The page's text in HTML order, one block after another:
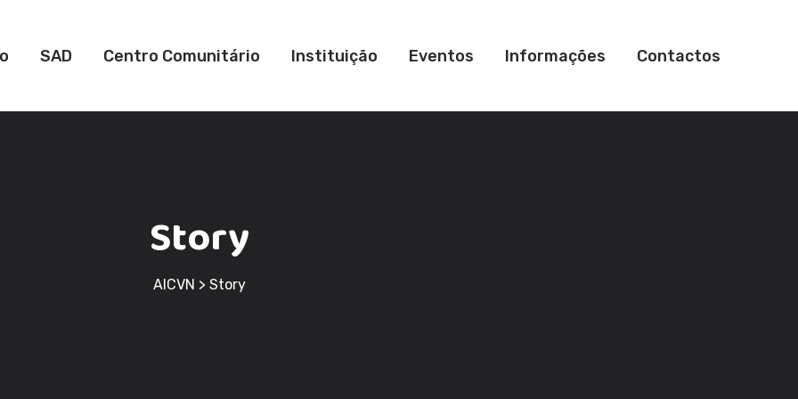
SAD Centro Comunitário Instituição Eventos Informações Contactos
Story
AICVN > Story